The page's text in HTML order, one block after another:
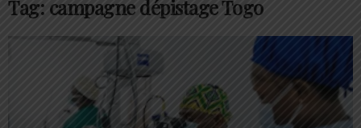
Tag: campagne dépistage Togo